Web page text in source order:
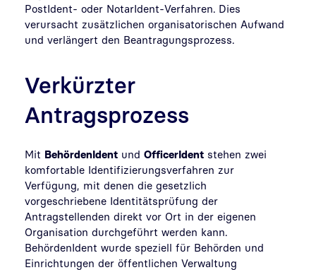
PostIdent- oder NotarIdent-Verfahren. Dies
verursacht zusätzlichen organisatorischen Aufwand
und verlängert den Beantragungsprozess.
Verkürzter
Antragsprozess
Mit BehördenIdent und OfficerIdent stehen zwei
komfortable Identifizierungsverfahren zur
Verfügung, mit denen die gesetzlich
vorgeschriebene Identitätsprüfung der
Antragstellenden direkt vor Ort in der eigenen
Organisation durchgeführt werden kann.
BehördenIdent wurde speziell für Behörden und
Einrichtungen der öffentlichen Verwaltung